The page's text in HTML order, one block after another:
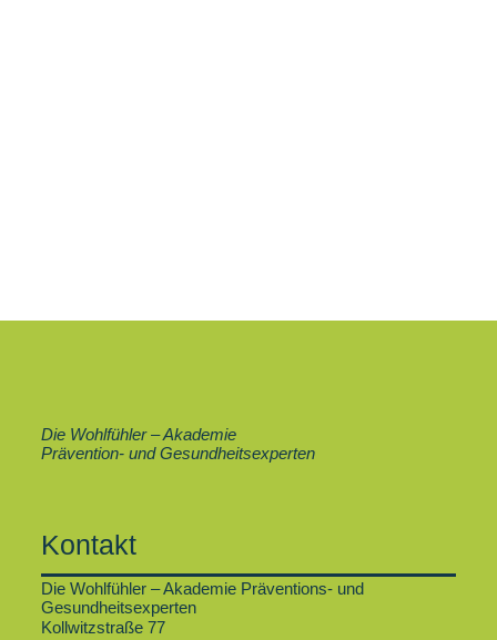
Die Wohlfühler – Akademie
Prävention- und Gesundheitsexperten
Kontakt
Die Wohlfühler – Akademie Präventions- und
Gesundheitsexperten
Kollwitzstraße 77